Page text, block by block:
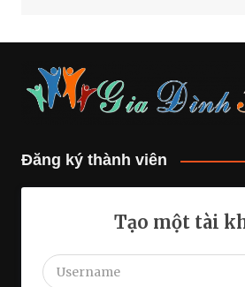
Đăng ký thành viên
Tạo một tài